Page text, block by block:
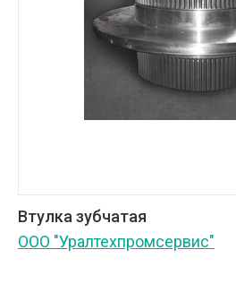
Втулка зубчатая
ООО "Уралтехпромсервис"